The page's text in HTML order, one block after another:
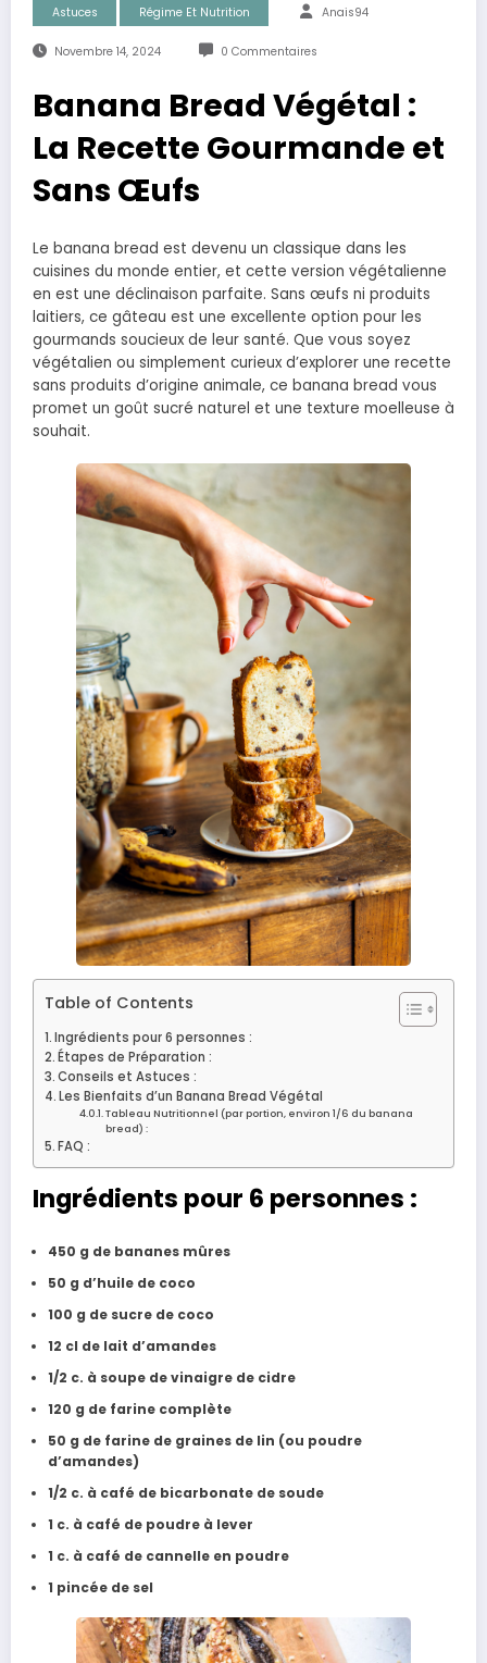
Astuces Régime Et Nutrition Anais94
Novembre 14, 2024 0 Commentaires
Banana Bread Végétal :
La Recette Gourmande et
Sans Œufs
Le banana bread est devenu un classique dans les
cuisines du monde entier, et cette version végétalienne
en est une déclinaison parfaite. Sans œufs ni produits
laitiers, ce gâteau est une excellente option pour les
gourmands soucieux de leur santé. Que vous soyez
végétalien ou simplement curieux d’explorer une recette
sans produits d’origine animale, ce banana bread vous
promet un goût sucré naturel et une texture moelleuse à
souhait.
Table of Contents
Ingrédients pour 6 personnes :
Étapes de Préparation :
Conseils et Astuces :
Les Bienfaits d’un Banana Bread Végétal
Tableau Nutritionnel (par portion, environ 1/6 du banana
bread) :
FAQ :
Ingrédients pour 6 personnes :
450 g de bananes mûres
50 g d’huile de coco
100 g de sucre de coco
12 cl de lait d’amandes
1/2 c. à soupe de vinaigre de cidre
120 g de farine complète
50 g de farine de graines de lin (ou poudre
d’amandes)
1/2 c. à café de bicarbonate de soude
1 c. à café de poudre à lever
1 c. à café de cannelle en poudre
1 pincée de sel